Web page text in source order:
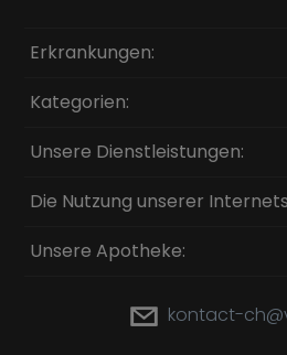
Erkrankungen:
Kategorien:
Unsere Dienstleistungen:
Die Nutzung unserer
Unsere Apotheke:
kontact-